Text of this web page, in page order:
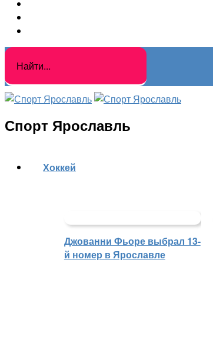
Спорт Ярославль
Хоккей
Джованни Фьоре выбрал 13-
й номер в Ярославле